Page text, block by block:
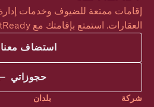
العقارات. استمتع بإقامتك مع GuestReady.
استضاف معنا
حجوزاتي
شركة بلدان